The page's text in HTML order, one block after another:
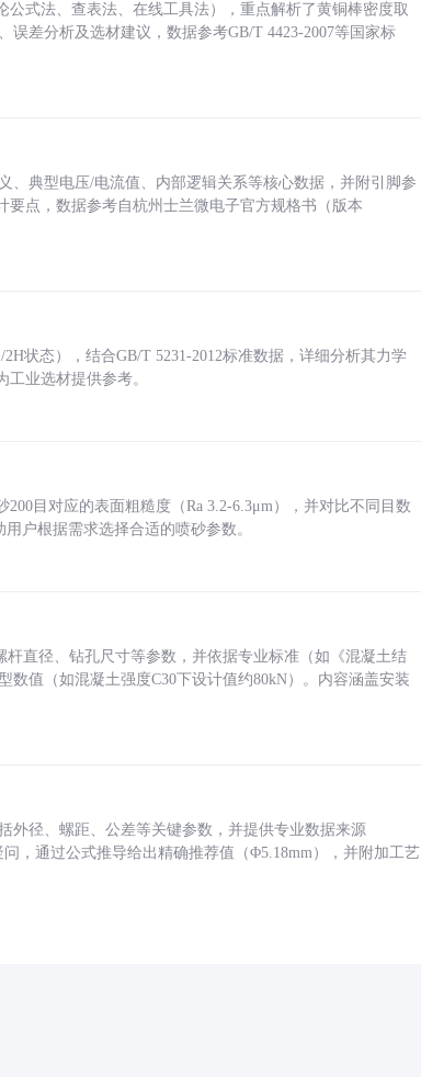
式法、查表法、在线工具法），重点解析了黄铜棒密度取
误差分析及选材建议，数据参考GB/T 4423-2007等国家标
、典型电压/电流值、内部逻辑关系等核心数据，并附引脚参
点，数据参考自杭州士兰微电子官方规格书（版本
状态），结合GB/T 5231-2012标准数据，详细分析其力学
业选材提供参考。
目对应的表面粗糙度（Ra 3.2-6.3μm），并对比不同目数
户根据需求选择合适的喷砂参数。
直径、钻孔尺寸等参数，并依据专业标准（如《混凝土结
数值（如混凝土强度C30下设计值约80kN）。内容涵盖安装
外径、螺距、公差等关键参数，并提供专业数据来源
，通过公式推导给出精确推荐值（Φ5.18mm），并附加工艺